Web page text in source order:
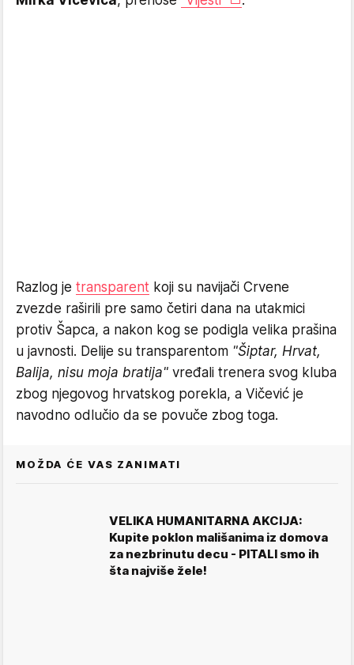
Razlog je transparent koji su navijači Crvene
zvezde raširili pre samo četiri dana na utakmici
protiv Šapca, a nakon kog se podigla velika prašina
u javnosti. Delije su transparentom "Šiptar, Hrvat,
Balija, nisu moja bratija" vređali trenera svog kluba
zbog njegovog hrvatskog porekla, a Vičević je
navodno odlučio da se povuče zbog toga.
MOŽDA ĆE VAS ZANIMATI
VELIKA HUMANITARNA AKCIJA:
Kupite poklon mališanima iz domova
za nezbrinutu decu - PITALI smo ih
šta najviše žele!